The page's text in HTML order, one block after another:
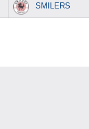
SMILERS